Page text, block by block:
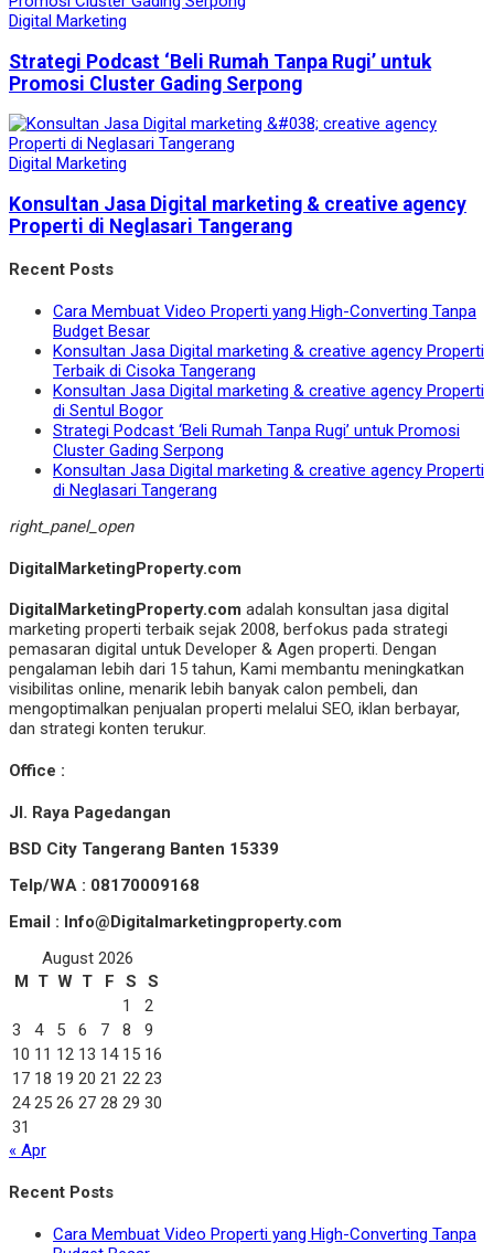
Digital Marketing
Strategi Podcast ‘Beli Rumah Tanpa Rugi’ untuk
Promosi Cluster Gading Serpong
Digital Marketing
Konsultan Jasa Digital marketing & creative agency
Properti di Neglasari Tangerang
Recent Posts
Cara Membuat Video Properti yang High-Converting Tanpa
Budget Besar
Konsultan Jasa Digital marketing & creative agency Properti
Terbaik di Cisoka Tangerang
Konsultan Jasa Digital marketing & creative agency Properti
di Sentul Bogor
Strategi Podcast ‘Beli Rumah Tanpa Rugi’ untuk Promosi
Cluster Gading Serpong
Konsultan Jasa Digital marketing & creative agency Properti
di Neglasari Tangerang
right_panel_open
DigitalMarketingProperty.com
DigitalMarketingProperty.com adalah konsultan jasa digital
marketing properti terbaik sejak 2008, berfokus pada strategi
pemasaran digital untuk Developer & Agen properti. Dengan
pengalaman lebih dari 15 tahun, Kami membantu meningkatkan
visibilitas online, menarik lebih banyak calon pembeli, dan
mengoptimalkan penjualan properti melalui SEO, iklan berbayar,
dan strategi konten terukur.
Office :
Jl. Raya Pagedangan
BSD City Tangerang Banten 15339
Telp/WA : 08170009168
Email : Info@Digitalmarketingproperty.com
August 2026
M
T W T F S
S
1
2
3
4 5 6 7 8
9
10 11 12 13 14 15 16
17 18 19 20 21 22 23
24 25 26 27 28 29 30
31
« Apr
Recent Posts
Cara Membuat Video Properti yang High-Converting Tanpa